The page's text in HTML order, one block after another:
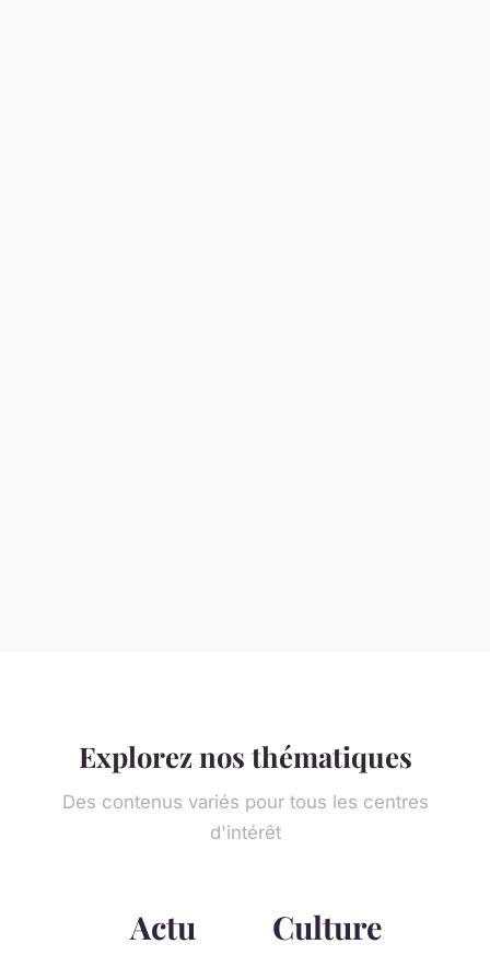
Explorez nos thématiques
Des contenus variés pour tous les centres
d'intérêt
Actu Culture